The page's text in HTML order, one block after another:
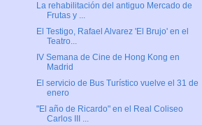
La rehabilitación del antiguo Mercado de
Frutas y ...
El Testigo, Rafael Alvarez 'El Brujo' en el
Teatro...
IV Semana de Cine de Hong Kong en
Madrid
El servicio de Bus Turístico vuelve el 31 de
enero
"El año de Ricardo" en el Real Coliseo
Carlos III ...